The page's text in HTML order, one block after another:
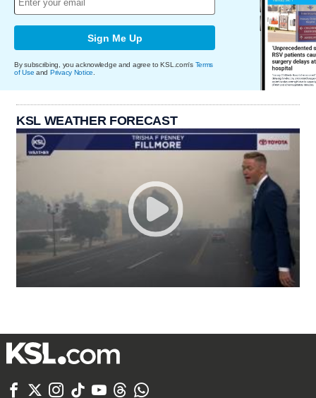
Sign Me Up
By subscribing, you acknowledge and agree to KSL.com's Terms
of Use and Privacy Notice
KSL WEATHER FORECAST
      